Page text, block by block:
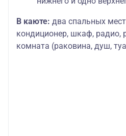
В каюте: два спальных
кондиционер, шкаф, радио,
комната (раковина, душ,